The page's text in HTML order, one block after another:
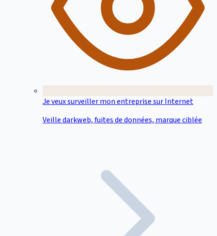
Je veux surveiller mon entreprise sur Internet
Veille darkweb, fuites de données, marque ciblée